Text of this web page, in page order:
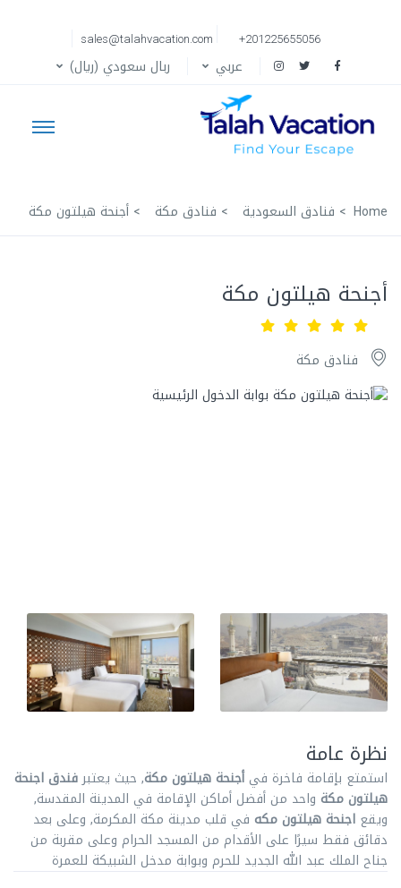
+201225655056
sales@talahvacation.com
عربي ربال سعودي (ريال)
Home فنادق السعودية فنادق مكة أجنحة هيلتون مكة
أجنحة هيلتون مكة
فنادق مكة
نظرة عامة
استمتع بإقامة فاخرة فيأجنحة هيلتون مكة, حيث يعتبرفندق اجنحة
هيلتون مكة واحد من أفضل أماكن الإقامة في المدينة المقدسة,
ويقع اجنحة هيلتون مكه في قلب مدينة مكة المكرمة, وعلى بعد
دقائق فقط سيرًا على الأقدام من المسجد الحرام وعلى مقربة من
جناح الملك عبد الله الجديد للحرم وبوابة مدخل الشبيكة للعمرة